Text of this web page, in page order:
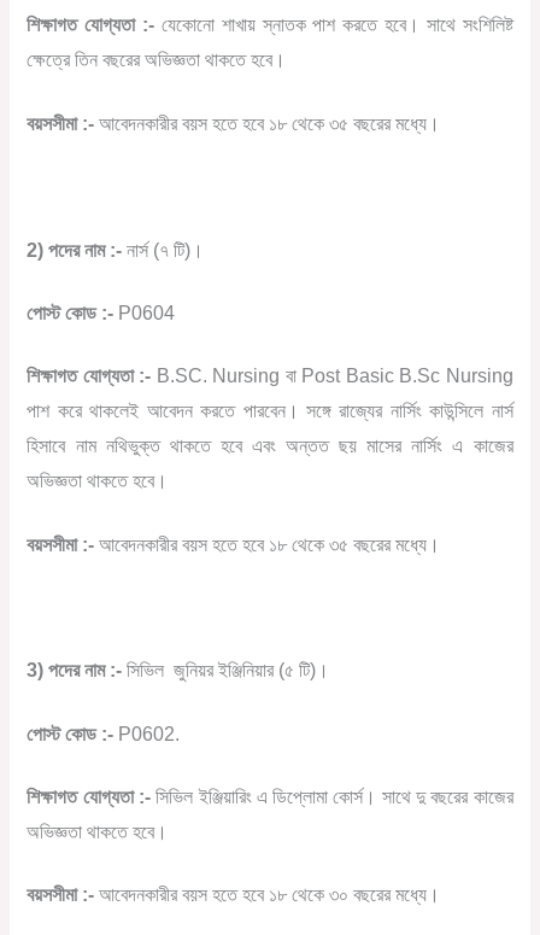
শিক্ষাগত যোগ্যতা :- যেকোনো শাখায় স্নাতক পাশ করতে হবে। সাথে সংশিলিষ্ট
ক্ষেত্রে তিন বছরের অভিজ্ঞতা থাকতে হবে।
বয়সসীমা :- আবেদনকারীর বয়স হতে হবে ১৮ থেকে ৩৫ বছরের মধ্যে।
2) পদের নাম :-নার্স (৭ টি)।
পোস্ট কোড :- P0604
শিক্ষাগত যোগ্যতা :- B.SC. Nursing বা Post Basic B.Sc Nursing
পাশ করে থাকলেই আবেদন করতে পারবেন। সঙ্গে রাজ্যের নার্সিং কাউন্সিলে নার্স
হিসাবে নাম নথিভুক্ত থাকতে হবে এবং অন্তত ছয় মাসের নার্সিং এ কাজের
অভিজ্ঞতা থাকতে হবে।
বয়সসীমা :- আবেদনকারীর বয়স হতে হবে ১৮ থেকে ৩৫ বছরের মধ্যে।
3) পদের নাম :- সিভিল জুনিয়র ইঞ্জিনিয়ার (৫ টি)।
পোস্ট কোড :- P0602.
শিক্ষাগত যোগ্যতা :- সিভিল ইঞ্জিয়ারিং এ ডিপ্লোমা কোর্স। সাথে দু বছরের কাজের
অভিজ্ঞতা থাকতে হবে।
বয়সসীমা :-আবেদনকারীর বয়স হতে হবে ১৮ থেকে ৩০ বছরের মধ্যে।